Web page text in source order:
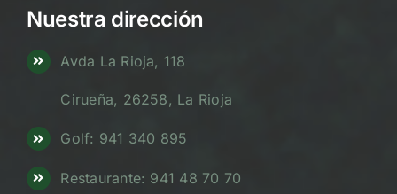
Nuestra dirección
Avda La Rioja, 118
Cirueña, 26258, La Rioja
Golf: 941 340 895
Restaurante: 941 48 70 70